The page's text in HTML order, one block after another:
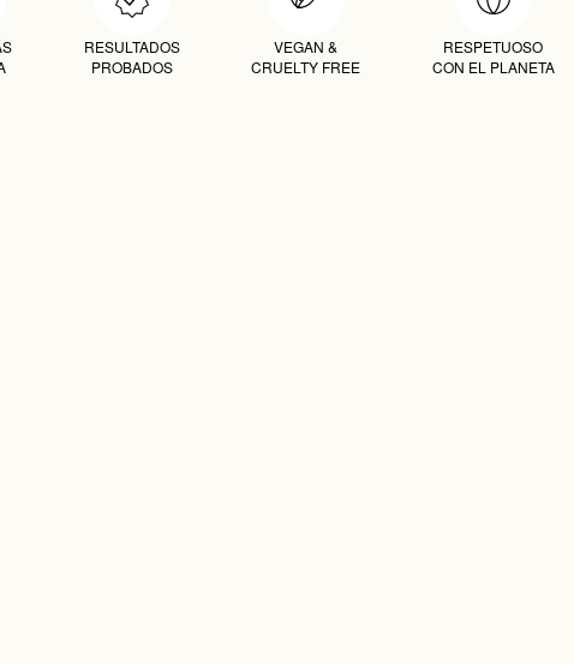
RESULTADOS
PROBADOS
VEGAN &
CRUELTY FREE
RESPETUOSO
CON EL PLANETA